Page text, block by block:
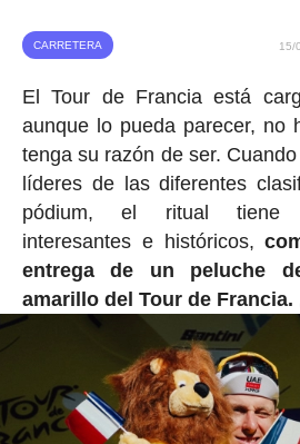
CARRETERA 15/
El Tour de Francia está
aunque lo pueda parecer, no
tenga su razón de ser.
líderes de las diferentes
pódium, el ritual tiene
interesantes e históricos,
entrega de un peluche
amarillo del Tour de Francia.